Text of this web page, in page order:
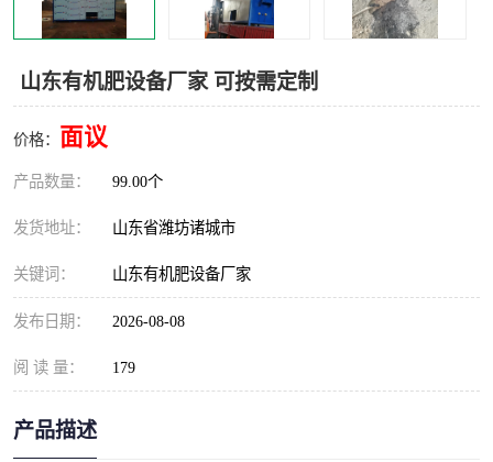
山东有机肥设备厂家 可按需定制
价格： 面议
产品数量： 99.00个
发货地址： 山东省潍坊诸城市
关键词： 山东有机肥设备厂家
发布日期： 2026-08-08
阅 读 量： 179
产品描述